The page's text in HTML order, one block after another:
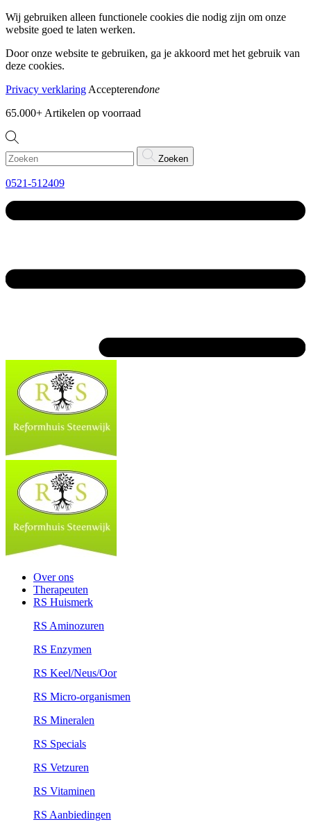
Wij gebruiken alleen functionele cookies die nodig zijn om onze
website goed te laten werken.
Door onze website te gebruiken, ga je akkoord met het gebruik van
deze cookies.
Privacy verklaring Accepterendone
65.000+ Artikelen op voorraad
Zoeken
0521-512409
Over ons
Therapeuten
RS Huismerk
RS Aminozuren
RS Enzymen
RS Keel/Neus/Oor
RS Micro-organismen
RS Mineralen
RS Specials
RS Vetzuren
RS Vitaminen
RS Aanbiedingen